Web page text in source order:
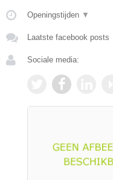
Openingstijden ▼
Laatste facebook posts
Sociale media: